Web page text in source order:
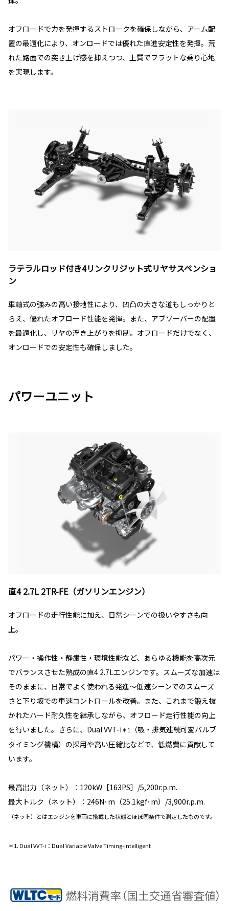
オフロードで力を発揮するストロークを確保しながら、アーム配
置の最適化により、オンロードでは優れた直進安定性を発揮。荒
れた路面での突き上げ感を抑えつつ、上質でフラットな乗り心地
を実現します。
ラテラルロッド付き4リンクリジット式リヤサスペンショ
ン
車軸式の強みの高い接地性により、凹凸の大きな道もしっかりと
らえ、優れたオフロード性能を発揮。また、アブソーバーの配置
を最適化し、リヤの浮き上がりを抑制。オフロードだけでなく、
オンロードでの安定性も確保しました。
パワーユニット
直4 2.7L 2TR-FE（ガソリンエンジン）
オフロードの走行性能に加え、日常シーンでの扱いやすさも向
上。
パワー・操作性・静粛性・環境性能など、あらゆる機能を高次元
でバランスさせた熟成の直4 2.7Lエンジンです。スムーズな加速は
そのままに、日常でよく使われる発進～低速シーンでのスムーズ
さと下り坂での車速コントロールを改善。また、これまで鍛え抜
かれたハード耐久性を継承しながら、オフロード走行性能の向上
を行いました。さらに、Dual VVT-i＊1
（吸・排気連続可変バルブ
タイミング機構）の採用や高い圧縮比などで、低燃費に貢献して
います。
最高出力（ネット）：120kW［163PS］/5,200r.p.m.
最大トルク（ネット）：246N･m（25.1kgf･m）/3,900r.p.m.
（ネット）とはエンジンを車両に搭載した状態とほぼ同条件で測定したものです。
＊1. Dual VVT-i：Dual Variable Valve Timing-intelligent